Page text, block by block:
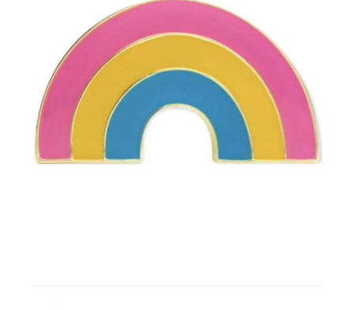
Review Levi